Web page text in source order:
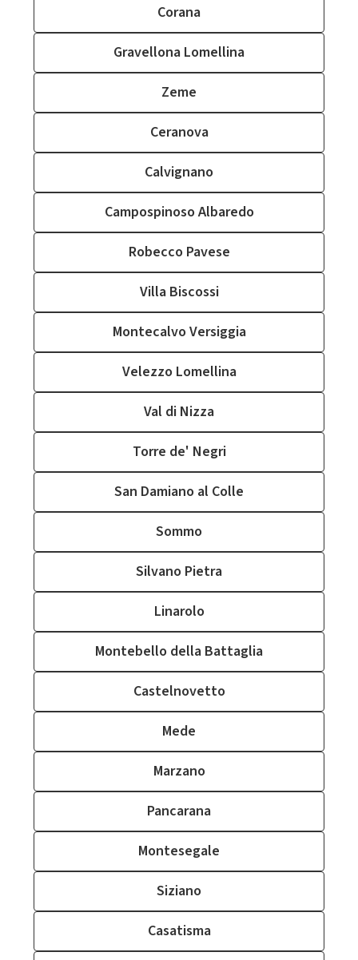
Corana
Gravellona Lomellina
Zeme
Ceranova
Calvignano
Campospinoso Albaredo
Robecco Pavese
Villa Biscossi
Montecalvo Versiggia
Velezzo Lomellina
Val di Nizza
Torre de' Negri
San Damiano al Colle
Sommo
Silvano Pietra
Linarolo
Montebello della Battaglia
Castelnovetto
Mede
Marzano
Pancarana
Montesegale
Siziano
Casatisma